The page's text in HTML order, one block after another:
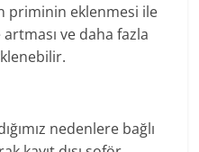
priminin eklenmesi ile
ve daha fazla
nedenlere bağlı